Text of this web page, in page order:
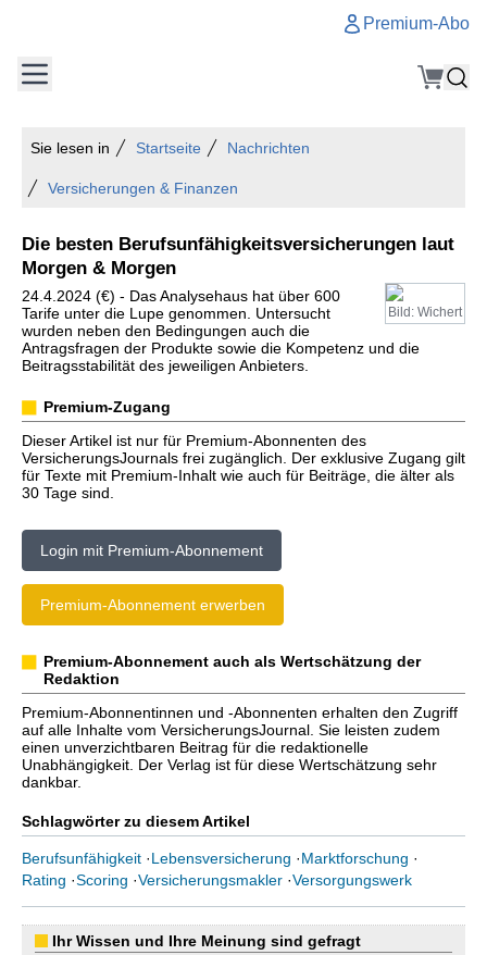
Premium-Abo
Sie lesen in Startseite Nachrichten
Versicherungen & Finanzen
Die besten Berufsunfähigkeitsversicherungen laut
Morgen & Morgen
Bild: Wichert
24.4.2024 (€) - Das Analysehaus hat über 600
Tarife unter die Lupe genommen. Untersucht
wurden neben den Bedingungen auch die
Antragsfragen der Produkte sowie die Kompetenz und die
Beitragsstabilität des jeweiligen Anbieters.
Premium-Zugang
Dieser Artikel ist nur für Premium-Abonnenten des
VersicherungsJournals frei zugänglich. Der exklusive Zugang gilt
für Texte mit Premium-Inhalt wie auch für Beiträge, die älter als
30 Tage sind.
Login mit Premium-Abonnement
Premium-Abonnement erwerben
Premium-Abonnement auch als Wertschätzung der
Redaktion
Premium-Abonnentinnen und -Abonnenten erhalten den Zugriff
auf alle Inhalte vom VersicherungsJournal. Sie leisten zudem
einen unverzichtbaren Beitrag für die redaktionelle
Unabhängigkeit. Der Verlag ist für diese Wertschätzung sehr
dankbar.
Schlagwörter zu diesem Artikel
Berufsunfähigkeit ·Lebensversicherung ·Marktforschung ·
Rating ·Scoring ·Versicherungsmakler ·Versorgungswerk
Ihr Wissen und Ihre Meinung sind gefragt